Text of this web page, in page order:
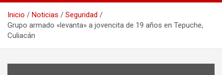
Inicio Noticias
Seguridad
Grupo armado «levanta» a jovencita de 19 años en Tepuche,
Culiacán